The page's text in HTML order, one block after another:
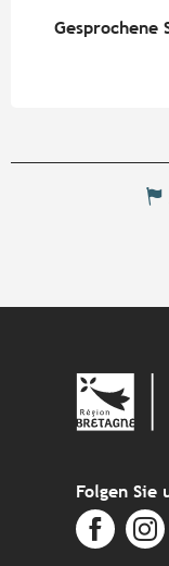
Gesprochene
Gesprochene
Folgen Sie